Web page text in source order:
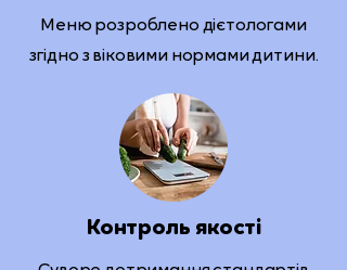
Меню розроблено дієтологами
згідно з віковими нормами дитини.
Контроль якості